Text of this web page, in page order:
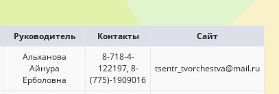
Руководитель Контакты Сайт
Альханова
Айнура
Ерболовна
8-718-4-
122197, 8-
(775)-1909016
tsentr_tvorchestva@mail.ru